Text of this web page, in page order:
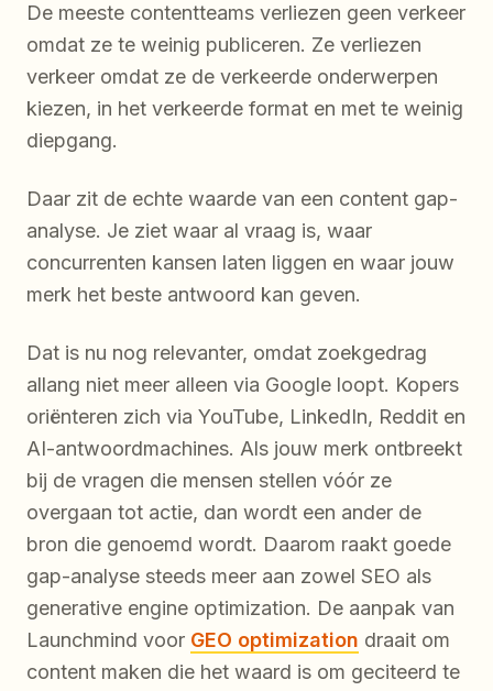
De meeste contentteams verliezen geen verkeer
omdat ze te weinig publiceren. Ze verliezen
verkeer omdat ze de verkeerde onderwerpen
kiezen, in het verkeerde format en met te weinig
diepgang.
Daar zit de echte waarde van een content gap-
analyse. Je ziet waar al vraag is, waar
concurrenten kansen laten liggen en waar jouw
merk het beste antwoord kan geven.
Dat is nu nog relevanter, omdat zoekgedrag
allang niet meer alleen via Google loopt. Kopers
oriënteren zich via YouTube, LinkedIn, Reddit en
AI-antwoordmachines. Als jouw merk ontbreekt
bij de vragen die mensen stellen vóór ze
overgaan tot actie, dan wordt een ander de
bron die genoemd wordt. Daarom raakt goede
gap-analyse steeds meer aan zowel SEO als
generative engine optimization. De aanpak van
Launchmind voor GEO optimization draait om
content maken die het waard is om geciteerd te